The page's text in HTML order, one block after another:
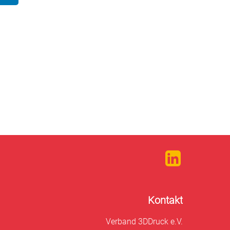
Kontakt
Verband 3DDruck e.V.